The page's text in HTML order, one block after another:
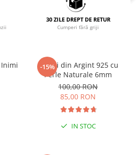
și
30 ZILE DREPT DE RETUR
Cumperi fără griji
-15%
Cercei din Argint 925 cu
Perle Naturale 6mm
100,00 RON
85,00 RON
IN STOC